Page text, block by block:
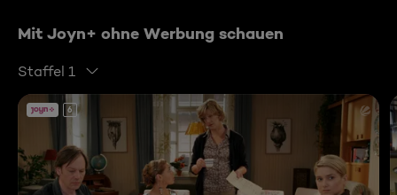
Mit Joyn+ ohne Werbung schauen
Staffel 1
6